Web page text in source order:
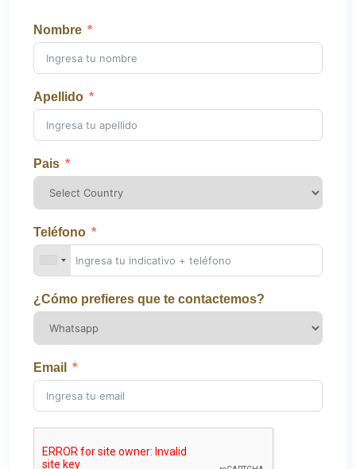
Nombre
Apellido
Pais
Teléfono
¿Cómo prefieres que te contactemos?
Email